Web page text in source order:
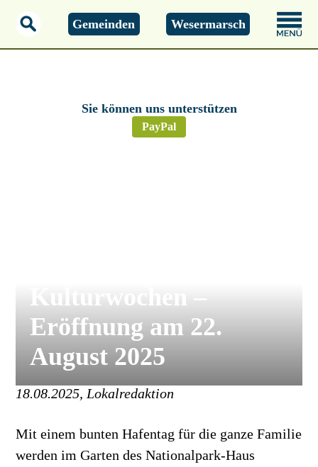
Gemeinden Wesermarsch
Sie können uns unterstützen
PayPal
Kulturwochen –
Eröffnung am 22.
August 2025
18.08.2025, Lokalredaktion
Mit einem bunten Hafentag für die ganze Familie
werden im Garten des Nationalpark-Haus